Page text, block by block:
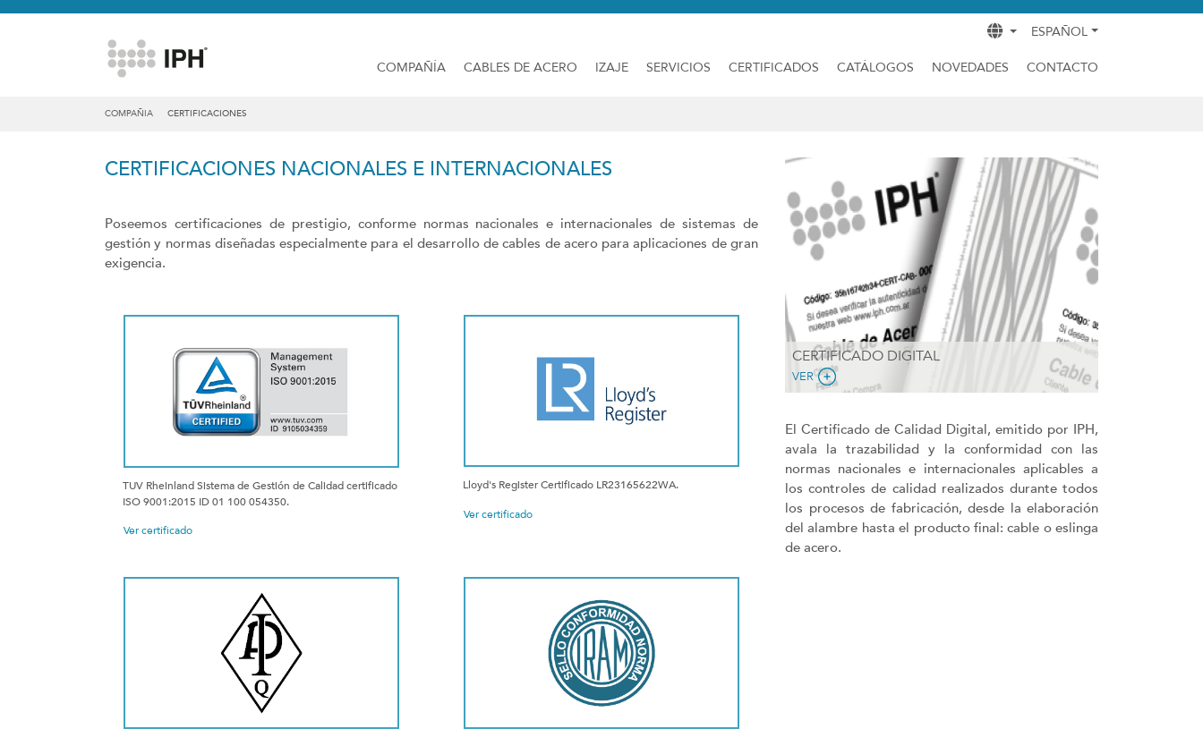
ESPAÑOL
COMPAÑÍA CABLES DE ACERO IZAJE SERVICIOS CERTIFICADOS CATÁLOGOS NOVEDADES CONTACTO
COMPAÑIA CERTIFICACIONES
CERTIFICACIONES NACIONALES E INTERNACIONALES
Poseemos certificaciones de prestigio, conforme normas nacionales e internacionales de sistemas de
gestión y normas diseñadas especialmente para el desarrollo de cables de acero para aplicaciones de gran
exigencia.
TUV Rheinland Sistema de Gestión de Calidad certificado
ISO 9001:2015 ID 01 100 054350.
Ver certificado
Lloyd's Register Certificado LR23165622WA.
Ver certificado
CERTIFICADO DIGITAL
VER
El Certificado de Calidad Digital, emitido por IPH,
avala la trazabilidad y la conformidad con las
normas nacionales e internacionales aplicables a
los controles de calidad realizados durante todos
los procesos de fabricación, desde la elaboración
del alambre hasta el producto final: cable o eslinga
de acero.